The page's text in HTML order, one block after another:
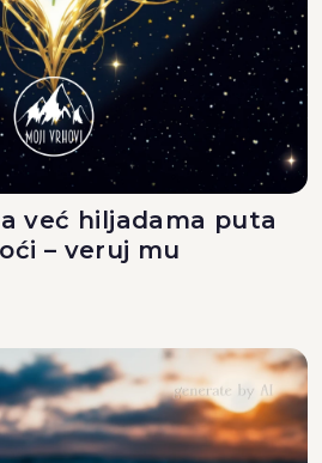
već hiljadama puta
– veruj mu